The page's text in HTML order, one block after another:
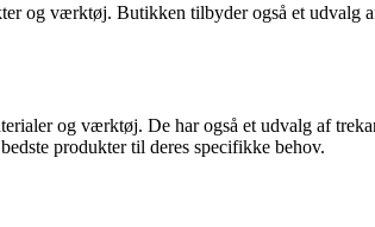
og værktøj. Butikken tilbyder også et udvalg
og værktøj. De har også et udvalg af
produkter til deres specifikke behov.